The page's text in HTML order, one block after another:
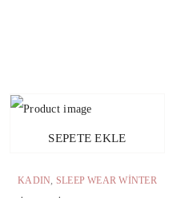
SEPETE EKLE
KADIN, SLEEP WEAR WINTER